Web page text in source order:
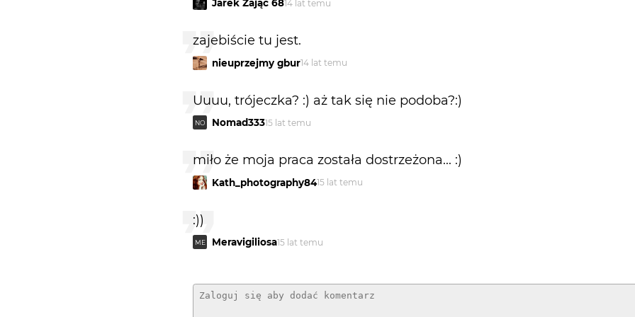
Jarek Zając 6814 lat temu
zajebiście tu jest.
nieuprzejmy gbur14 lat temu
Uuuu, trójeczka? :) aż tak się nie podoba?:)
NO Nomad33315 lat temu
miło że moja praca została dostrzeżona... :)
Kath_photography8415 lat temu
:))
ME Meravigiliosa15 lat temu